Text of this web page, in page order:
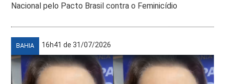
Nacional pelo Pacto Brasil contra o Feminicídio
BAHIA 16h41 de 31/07/2026